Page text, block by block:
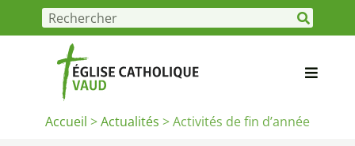
Accueil >Actualités >Activités de fin d’année